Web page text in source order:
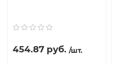
454.87 руб. /шт.